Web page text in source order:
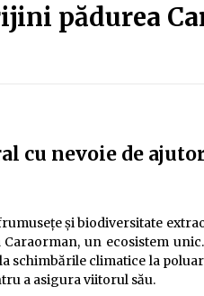
pădurea
cu nevoie de
și biodiversitate
un ecosistem
schimbările climatice la
a asigura viitorul său.